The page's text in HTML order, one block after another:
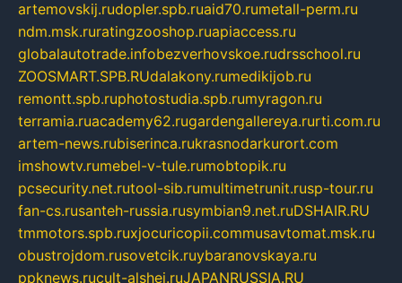
artemovskij.rudopler.spb.ruaid70.rumetall-perm.ru
ndm.msk.ruratingzooshop.ruapiaccess.ru
globalautotrade.infobezverhovskoe.rudrsschool.ru
ZOOSMART.SPB.RUdalakony.rumedikijob.ru
remontt.spb.ruphotostudia.spb.rumyragon.ru
terramia.ruacademy62.rugardengallereya.rurti.com.ru
artem-news.rubiserinca.rukrasnodarkurort.com
imshowtv.rumebel-v-tule.rumobtopik.ru
pcsecurity.net.rutool-sib.rumultimetrunit.rusp-tour.ru
fan-cs.rusanteh-russia.rusymbian9.net.ruDSHAIR.RU
tmmotors.spb.ruxjocuricopii.commusavtomat.msk.ru
obustrojdom.rusovetcik.ruybaranovskaya.ru
ppknews.rucult-alshei.ruJAPANRUSSIA.RU